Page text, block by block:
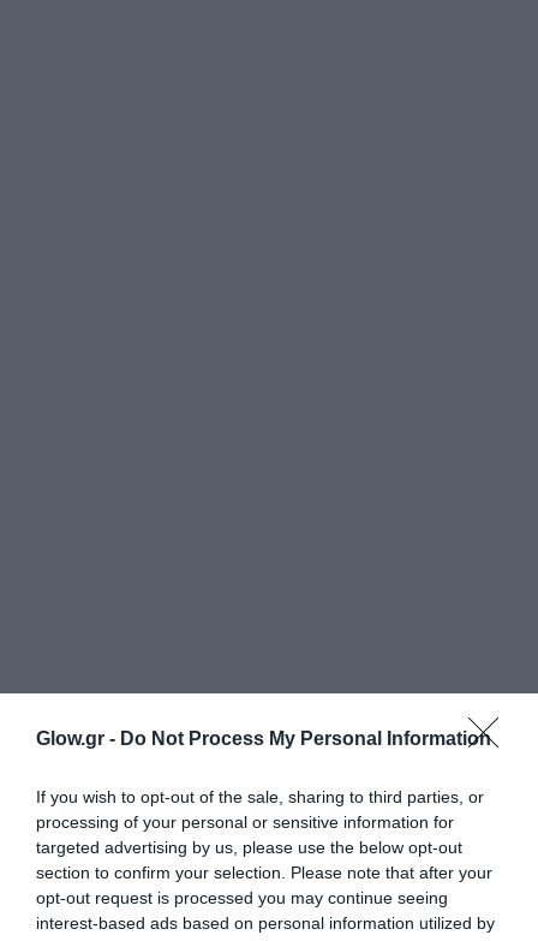
Glow.gr - Do Not Process My Personal Information
If you wish to opt-out of the sale, sharing to third parties, or
processing of your personal or sensitive information for
targeted advertising by us, please use the below opt-out
section to confirm your selection. Please note that after your
opt-out request is processed you may continue seeing
interest-based ads based on personal information utilized by